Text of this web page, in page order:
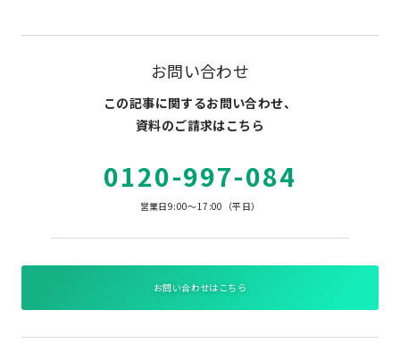
お問い合わせ
この記事に関するお問い合わせ、
資料のご請求はこちら
0120-997-084
営業日9:00～17:00（平日）
お問い合わせはこちら